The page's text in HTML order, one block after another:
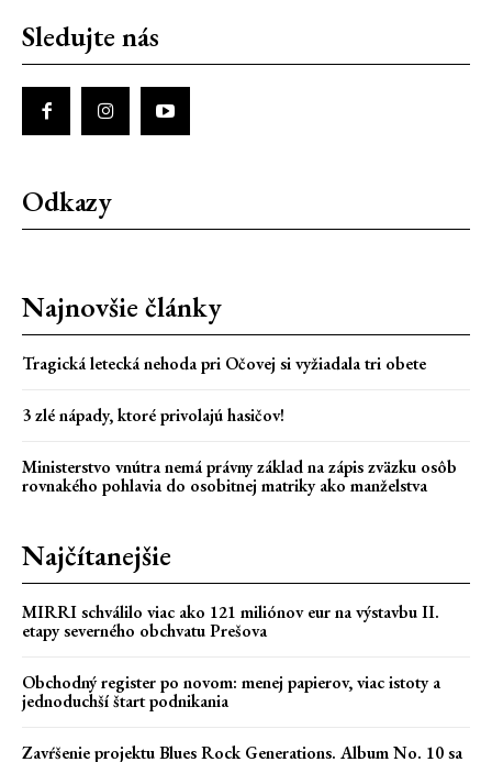
Sledujte nás
Odkazy
Najnovšie články
Tragická letecká nehoda pri Očovej si vyžiadala tri obete
3 zlé nápady, ktoré privolajú hasičov!
Ministerstvo vnútra nemá právny základ na zápis zväzku osôb
rovnakého pohlavia do osobitnej matriky ako manželstva
Najčítanejšie
MIRRI schválilo viac ako 121 miliónov eur na výstavbu II.
etapy severného obchvatu Prešova
Obchodný register po novom: menej papierov, viac istoty a
jednoduchší štart podnikania
Zavŕšenie projektu Blues Rock Generations. Album No. 10 sa